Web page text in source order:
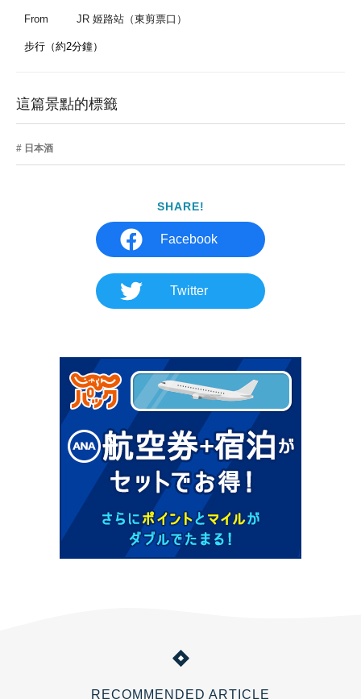
From JR 姬路站（東剪票口）
步行（約2分鐘）
這篇景點的標籤
日本酒
SHARE!
Facebook
Twitter
RECOMMENDED ARTICLE